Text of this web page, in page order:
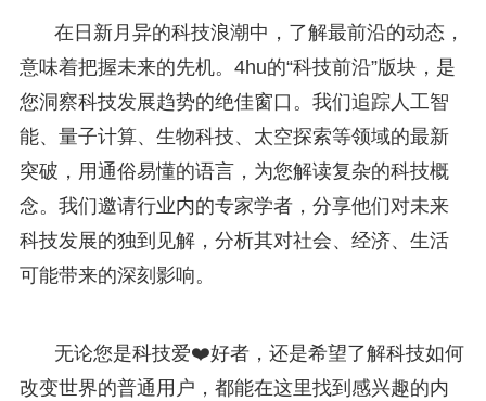
在日新月异的科技浪潮中，了解最前沿的动态，
意味着把握未来的先机。4hu的“科技前沿”版块，是
您洞察科技发展趋势的绝佳窗口。我们追踪人工智
能、量子计算、生物科技、太空探索等领域的最新
突破，用通俗易懂的语言，为您解读复杂的科技概
念。我们邀请行业内的专家学者，分享他们对未来
科技发展的独到见解，分析其对社会、经济、生活
可能带来的深刻影响。
无论您是科技爱❤️好者，还是希望了解科技如何
改变世界的普通用户，都能在这里找到感兴趣的内